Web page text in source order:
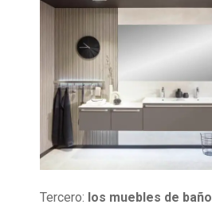
Tercero: los muebles de baño